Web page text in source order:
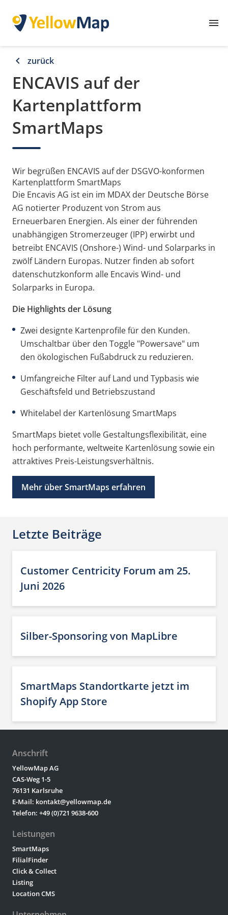
menu
chevron_left zurück
ENCAVIS auf der
Kartenplattform
SmartMaps
Wir begrüßen ENCAVIS auf der DSGVO-konformen
Kartenplattform SmartMaps
Die Encavis AG ist ein im MDAX der Deutsche Börse
AG notierter Produzent von Strom aus
Erneuerbaren Energien. Als einer der führenden
unabhängigen Stromerzeuger (IPP) erwirbt und
betreibt ENCAVIS (Onshore-) Wind- und Solarparks in
zwölf Ländern Europas. Nutzer finden ab sofort
datenschutzkonform alle Encavis Wind- und
Solarparks in Europa.
Die Highlights der Lösung
Zwei designte Kartenprofile für den Kunden.
Umschaltbar über den Toggle "Powersave" um
den ökologischen Fußabdruck zu reduzieren.
Umfangreiche Filter auf Land und Typbasis wie
Geschäftsfeld und Betriebszustand
Whitelabel der Kartenlösung SmartMaps
SmartMaps bietet volle Gestaltungsflexibilität, eine
hoch performante, weltweite Kartenlösung sowie ein
attraktives Preis-Leistungsverhältnis.
Mehr über SmartMaps erfahren
Letzte Beiträge
Customer Centricity Forum am 25.
Juni 2026
Silber-Sponsoring von MapLibre
SmartMaps Standortkarte jetzt im
Shopify App Store
Anschrift
YellowMap AG
CAS-Weg 1-5
76131 Karlsruhe
E-Mail: kontakt@yellowmap.de
Telefon: +49 (0)721 9638-600
Leistungen
SmartMaps
FilialFinder
Click & Collect
Listing
Location CMS